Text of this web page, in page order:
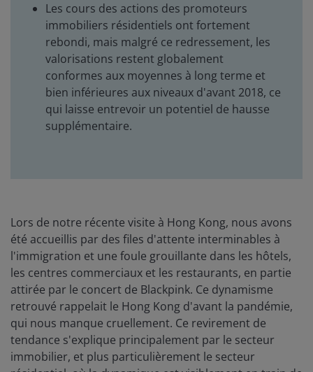
Les cours des actions des promoteurs
immobiliers résidentiels ont fortement
rebondi, mais malgré ce redressement, les
valorisations restent globalement
conformes aux moyennes à long terme et
bien inférieures aux niveaux d'avant 2018, ce
qui laisse entrevoir un potentiel de hausse
supplémentaire.
Lors de notre récente visite à Hong Kong, nous avons
été accueillis par des files d'attente interminables à
l'immigration et une foule grouillante dans les hôtels,
les centres commerciaux et les restaurants, en partie
attirée par le concert de Blackpink. Ce dynamisme
retrouvé rappelait le Hong Kong d'avant la pandémie,
qui nous manque cruellement. Ce revirement de
tendance s'explique principalement par le secteur
immobilier, et plus particulièrement le secteur